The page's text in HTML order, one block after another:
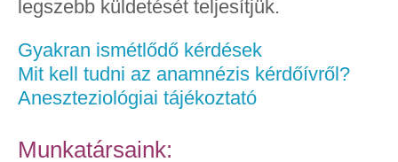
legszebb küldetését teljesítjük.
Gyakran ismétlődő kérdések
Mit kell tudni az anamnézis kérdőívről?
Aneszteziológiai tájékoztató
Munkatársaink: